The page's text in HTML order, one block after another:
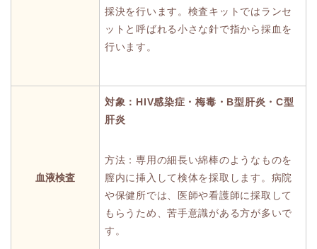
採決を行います。検査キットではランセ
ットと呼ばれる小さな針で指から採血を
行います。
血液検査
対象：HIV感染症・梅毒・B型肝炎・C型
肝炎
方法：専用の細長い綿棒のようなものを
膣内に挿入して検体を採取します。病院
や保健所では、医師や看護師に採取して
もらうため、苦手意識がある方が多いで
す。